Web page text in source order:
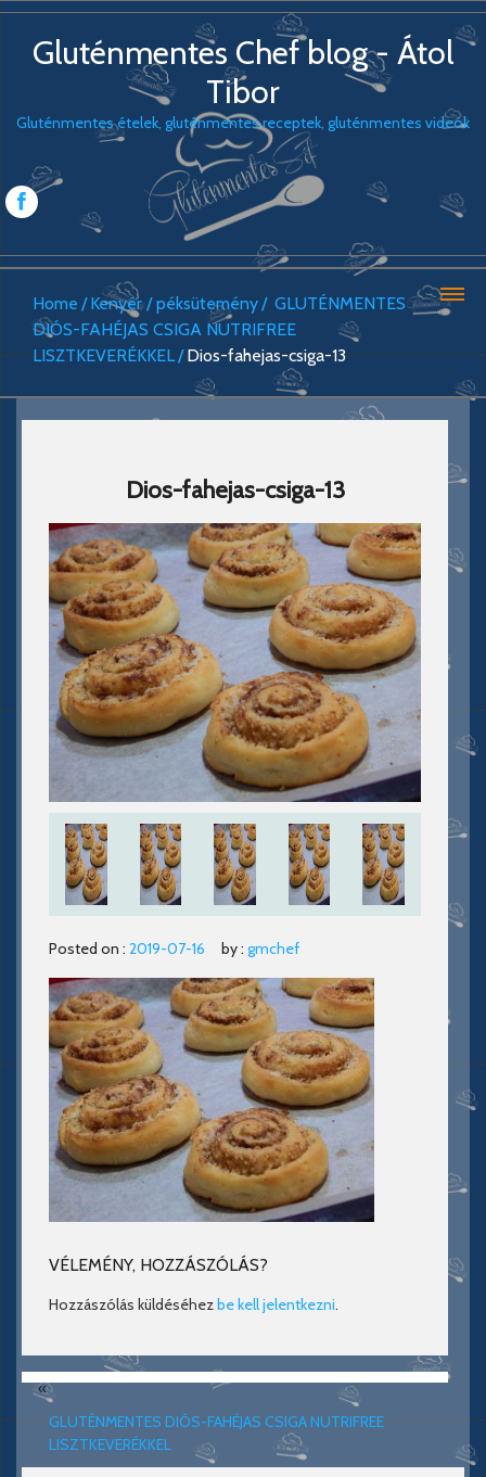
Gluténmentes Chef blog - Átol
Tibor
Gluténmentes ételek, gluténmentes receptek, gluténmentes videók
Home Kenyér / péksütemény
GLUTÉNMENTES
DIÓS-FAHÉJAS CSIGA NUTRIFREE
LISZTKEVERÉKKEL Dios-fahejas-csiga-13
Dios-fahejas-csiga-13
Posted on : 2019-07-16 by : gmchef
VÉLEMÉNY, HOZZÁSZÓLÁS?
Hozzászólás küldéséhezbe kell jelentkezni.
«
GLUTÉNMENTES DIÓS-FAHÉJAS CSIGA NUTRIFREE
LISZTKEVERÉKKEL